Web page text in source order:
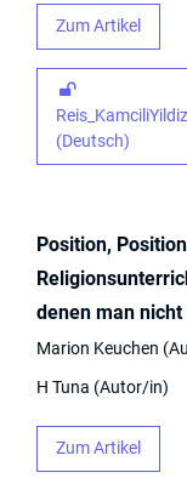
Zum Artikel
(Deutsch)
Position,
denen man
Marion Keuchen
H Tuna Autor/in
Zum Artikel